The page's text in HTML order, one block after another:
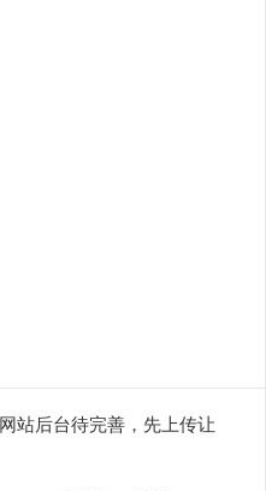
站后台待完善，先上传让